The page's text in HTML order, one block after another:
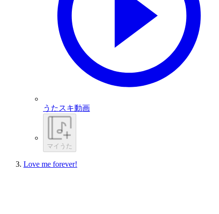
うたスキ動画
マイうた
Love me forever!